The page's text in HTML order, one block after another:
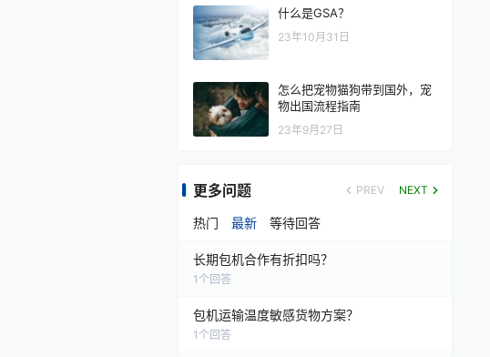
什么是GSA？
23年10月31日
怎么把宠物猫狗带到国外，宠
物出国流程指南
23年9月27日
更多问题 PREV NEXT
热门 最新 等待回答
长期包机合作有折扣吗？
1 个回答
包机运输温度敏感货物方案？
1 个回答